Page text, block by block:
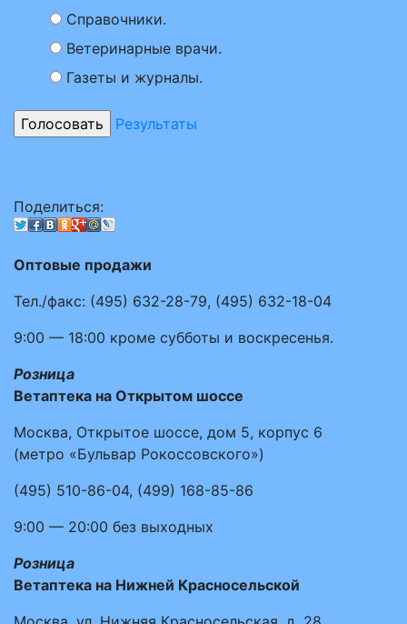
Справочники.
Ветеринарные врачи.
Газеты и журналы.
Результаты
Поделиться:
Оптовые продажи
Тел./факс: (495) 632-28-79, (495) 632-18-04
9:00 — 18:00 кроме субботы и воскресенья.
Розница
Ветаптека на Открытом шоссе
Москва, Открытое шоссе, дом 5, корпус 6
(метро «Бульвар Рокоссовского»)
(495) 510-86-04, (499) 168-85-86
9:00 — 20:00 без выходных
Розница
Ветаптека на Нижней Красносельской